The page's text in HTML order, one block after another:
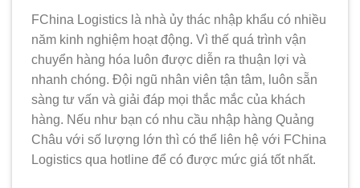
FChina Logistics là nhà ủy thác nhập khẩu có nhiều
năm kinh nghiệm hoạt động. Vì thế quá trình vận
chuyển hàng hóa luôn được diễn ra thuận lợi và
nhanh chóng. Đội ngũ nhân viên tận tâm, luôn sẵn
sàng tư vấn và giải đáp mọi thắc mắc của khách
hàng. Nếu như bạn có nhu cầu nhập hàng Quảng
Châu với số lượng lớn thì có thể liên hệ với FChina
Logistics qua hotline để có được mức giá tốt nhất.